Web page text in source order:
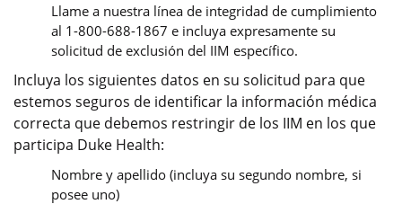
Llame a nuestra línea de integridad de cumplimiento
al 1-800-688-1867 e incluya expresamente su
solicitud de exclusión del IIM específico.
Incluya los siguientes datos en su solicitud para que
estemos seguros de identificar la información médica
correcta que debemos restringir de los IIM en los que
participa Duke Health:
Nombre y apellido (incluya su segundo nombre, si
posee uno)